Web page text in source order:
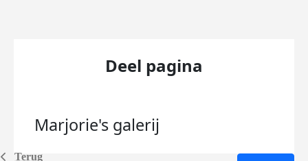
Terug
Deel pagina
Marjorie's galerij